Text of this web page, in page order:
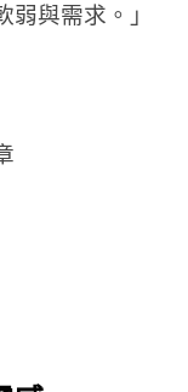
與需求。」